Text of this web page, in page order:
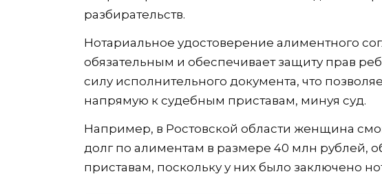
разбирательств.
Нотариальное удостоверение алиментного
обязательным и обеспечивает защиту прав
силу исполнительного документа, что
напрямую к судебным приставам, минуя суд.
Например, в Ростовской области женщина
долг по алиментам в размере 40 млн рублей,
приставам, поскольку у них было заключено